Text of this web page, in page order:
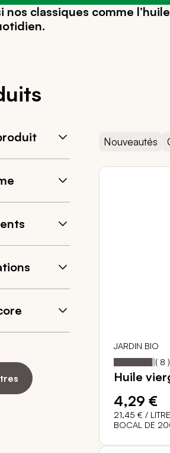
nos classiques comme
Nouveautés
JARDIN BIO
Notation:93
% of
( 8 )
Huile
4,29 €
21,45 € / LITRE
BOCAL DE